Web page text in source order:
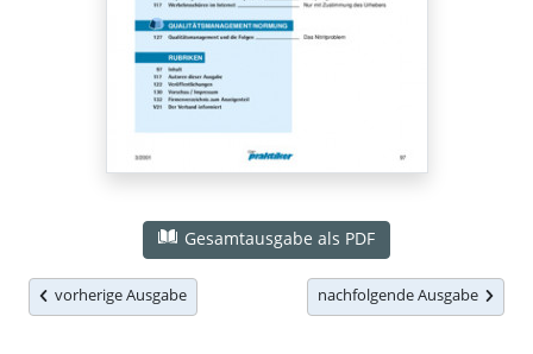
Gesamtausgabe als PDF
vorherige Ausgabe nachfolgende Ausgabe